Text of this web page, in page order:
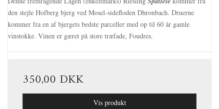
den stejle Hofberg bjerg ved Mosel-sidefloden Dhronbach. Druerne
kommer fra en af bjergets bedste parceller med op til 60 år gamle
vinstokke. Vinen er gæret på store træfade, Foudres.
350,00 DKK
Vis produkt